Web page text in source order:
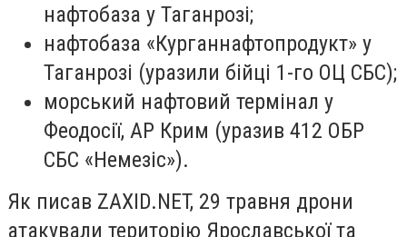
нафтобаза у Таганрозі;
нафтобаза «Курганнафтопродукт» у
Таганрозі (уразили бійці 1-го ОЦ СБС);
морський нафтовий термінал у
Феодосії, АР Крим (уразив 412 ОБР
СБС «Немезіс»).
Як писав ZAXID.NET, 29 травня дрони
атакували територію Ярославської та